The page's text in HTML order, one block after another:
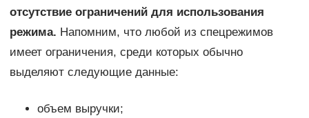
отсутствие ограничений для использования
режима. Напомним, что любой из спецрежимов
имеет ограничения, среди которых обычно
выделяют следующие данные:
объем выручки;